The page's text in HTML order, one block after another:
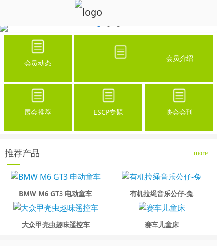
会员动态
会员介绍
展会推荐 ESCP专题 协会会刊
推荐产品 more…
BMW M6 GT3 电动童车 有机拉绳音乐公仔-兔
大众甲壳虫趣味遥控车 赛车儿童床